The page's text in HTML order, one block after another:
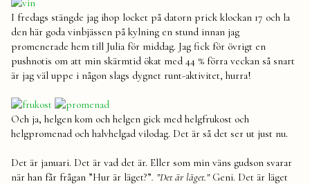
I fredags stängde jag ihop locket på datorn prick klockan 17 och la
den här goda vinbjässen på kylning en stund innan jag
promenerade hem till Julia för middag. Jag fick för övrigt en
pushnotis om att min skärmtid ökat med 44 % förra veckan så snart
är jag väl uppe i någon slags dygnet runt-aktivitet, hurra!
Och ja, helgen kom och helgen gick med helgfrukost och
helgpromenad och halvhelgad vilodag. Det är så det ser ut just nu.
Det är januari. Det är vad det är. Eller som min väns gudson svarar
när han får frågan ”Hur är läget?”. ”Det är läget.”Geni. Det är läget